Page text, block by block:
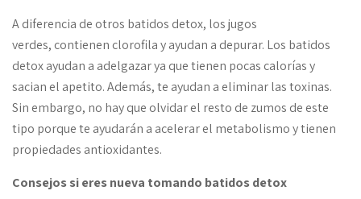
A diferencia de otros batidos detox, los jugos
verdes, contienen clorofila y ayudan a depurar. Los batidos
detox ayudan a adelgazar ya que tienen pocas calorías y
sacian el apetito. Además, te ayudan a eliminar las toxinas.
Sin embargo, no hay que olvidar el resto de zumos de este
tipo porque te ayudarán a acelerar el metabolismo y tienen
propiedades antioxidantes.
Consejos si eres nueva tomando batidos detox